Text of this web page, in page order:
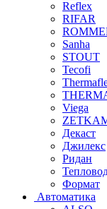
Reflex
RIFAR
Sanha
STOUT
Tecofi
Viega
Декаст
Джилекс
Ридан
Формат
Автоматика